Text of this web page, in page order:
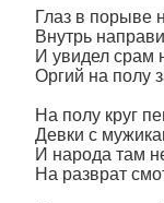
Глаз в порыве
Внутрь
И увидел срам
Оргий на полу
На полу круг
Девки с
И народа там
На разврат